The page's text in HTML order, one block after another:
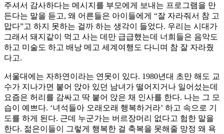
주셔서 감사하다는 메시지를 부모에게 보내는 프로그램을 만
든다는 말을 듣고, 왜 어른들은 아이들에게 “잘 자라줘서 참 고
맙다”고 하지 못하는 걸까 하는 생각이 들었다. 우리는 시대가
그래서 돼지같이 먹고 사는 데만 급급했는데 너희들은 음악도
하고 미술도 하고 배낭 메고 세계여행도 다니며 참 잘 자라줬
다고.
서울대에는 자하연이라는 연못이 있다. 1980년대 초만 해도 교
수가 지나가면 붙어 앉아 있던 남녀가 떨어지거나 일어섰는데
요즘은 허리를 감싸고 딱 붙어 앉은 채 인사를 한다. 나는 그 모
습이 예쁘다. ‘녀석들아 오래오래 행복하거라’ 하고 속으로 기
도를 하게 된다. 근데 누군가는 버르장머리 없다고 험한 말을
한다. 젊은이들이 그렇게 행복한 걸 축복을 못해줄 망정 왜 욕